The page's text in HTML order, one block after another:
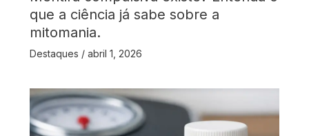
que a ciência já sabe sobre a
mitomania.
Destaques / abril 1, 2026